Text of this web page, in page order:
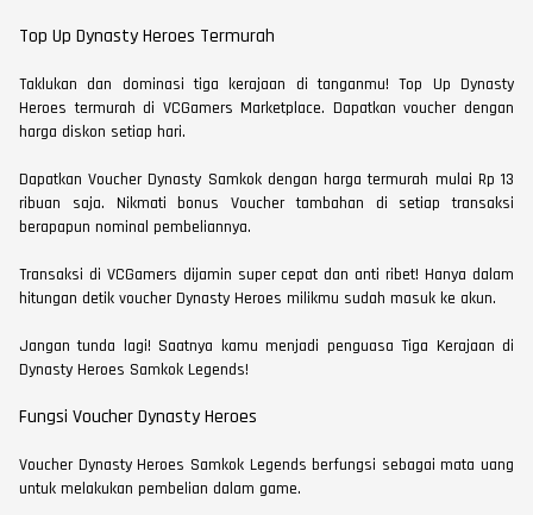
Top Up Dynasty Heroes Termurah
Taklukan dan dominasi tiga kerajaan di tanganmu! Top Up Dynasty
Heroes termurah di VCGamers Marketplace. Dapatkan voucher dengan
harga diskon setiap hari.
Dapatkan Voucher Dynasty Samkok dengan harga termurah mulai Rp 13
ribuan saja. Nikmati bonus Voucher tambahan di setiap transaksi
berapapun nominal pembeliannya.
Transaksi di VCGamers dijamin super cepat dan anti ribet! Hanya dalam
hitungan detik voucher Dynasty Heroes milikmu sudah masuk ke akun.
Jangan tunda lagi! Saatnya kamu menjadi penguasa Tiga Kerajaan di
Dynasty Heroes Samkok Legends!
Fungsi Voucher Dynasty Heroes
Voucher Dynasty Heroes Samkok Legends berfungsi sebagai mata uang
untuk melakukan pembelian dalam game.